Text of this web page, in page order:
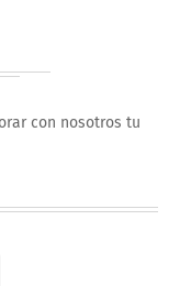
con nosotros tu